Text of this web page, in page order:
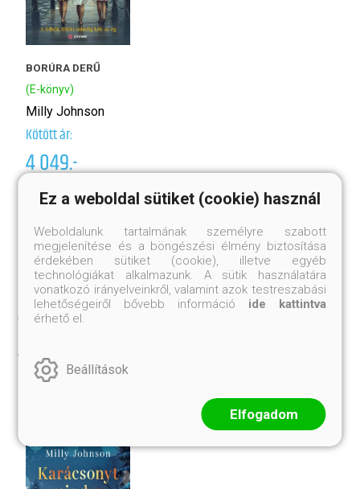
BORÚRA DERŰ
(E-könyv)
Milly Johnson
Kötött ár:
4 049.-
Eredeti ár:4 499.-
Megnézem
AKIK EZT VÁSÁROLTÁK, VETTÉK
Ez a weboldal sütiket (cookie) használ
Weboldalunk tartalmának személyre szabott
megjelenítése és a böngészési élmény biztosítása
érdekében sütiket (cookie), illetve egyéb
technológiákat alkalmazunk. A sütik használatára
vonatkozó irányelveinkről, valamint azok testreszabási
lehetőségeiről bővebb információ ide kattintva
érhető el.
Beállítások
Elfogadom